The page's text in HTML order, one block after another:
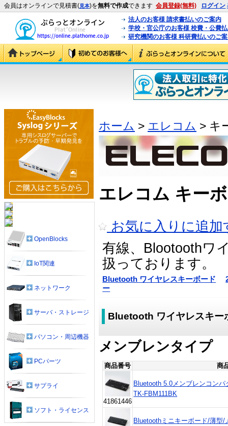
会員はオンラインで見積書(見本)を無料で作成できます 会員登録(無料) ログイン
法人のお客様 請求書払いのご案内
学校・官公庁のお客様 校費・公費
研究機関のお客様 科研費払いのご
ホーム > エレコム > キ
エレコム キー
お気に入りに追加
有線、Blootoothワ
扱っております。
Bluetooth ワイヤレスキーボード
ー
Bluetooth ワイヤレスキー
メンブレンタイプ
商品番号 商
41861446
Bluetooth 5.0メンブレンコンパ
TK-FBM111BK
Bluetoothミニキーボード/薄型
OpenBlocks
IoT関連
ネットワーク
サーバ・ストレージ
パソコン・周辺機器
PCパーツ
サプライ
ソフト・ライセンス